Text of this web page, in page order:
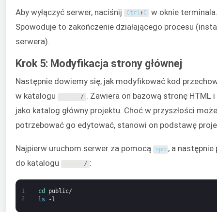
Aby wyłączyć serwer, naciśnij Ctrl+C w oknie terminala.
Spowoduje to zakończenie działającego procesu
serwera).
Krok 5: Modyfikacja strony głównej
Następnie dowiemy się, jak modyfikować kod
w katalogu
/ . Zawiera on bazową stronę HTML i
jako katalog główny projektu. Choć w przyszłości
potrzebować go edytować, stanowi on podstawę
Najpierw uruchom serwer za pomocą npm , a następnie
do katalogu
/ :
1
2
cd public/
ls
-l